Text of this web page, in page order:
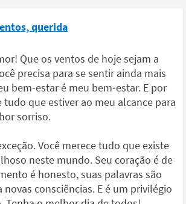
querida
Que os ventos de hoje sejam a
precisa para se sentir ainda mais
bem-estar é meu bem-estar. E por
tudo que estiver ao meu alcance para
sorriso.
Você merece tudo que existe
neste mundo. Seu coração é de
é honesto, suas palavras são
novas consciências. E é um privilégio